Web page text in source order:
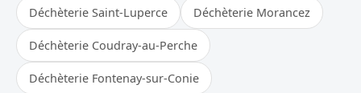
Déchèterie Saint-Luperce Déchèterie Morancez
Déchèterie Coudray-au-Perche
Déchèterie Fontenay-sur-Conie